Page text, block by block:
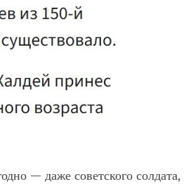
— даже советского